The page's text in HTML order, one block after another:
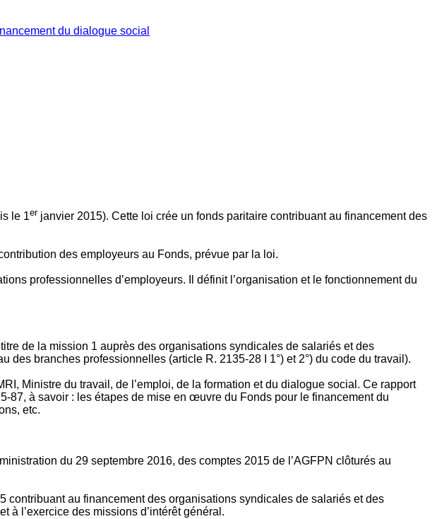
du dialogue social
le 1er janvier 2015). Cette loi crée un fonds paritaire contribuant au financement des
des employeurs au Fonds, prévue par la loi.
professionnelles d’employeurs. Il définit l’organisation et le fonctionnement du
de la mission 1 auprès des organisations syndicales de salariés et des
branches professionnelles (article R. 2135‐28 I 1°) et 2°) du code du travail).
Ministre du travail, de l’emploi, de la formation et du dialogue social. Ce rapport
87, à savoir : les étapes de mise en œuvre du Fonds pour le financement du
etc.
du 29 septembre 2016, des comptes 2015 de l’AGFPN clôturés au
contribuant au financement des organisations syndicales de salariés et des
à l’exercice des missions d’intérêt général.